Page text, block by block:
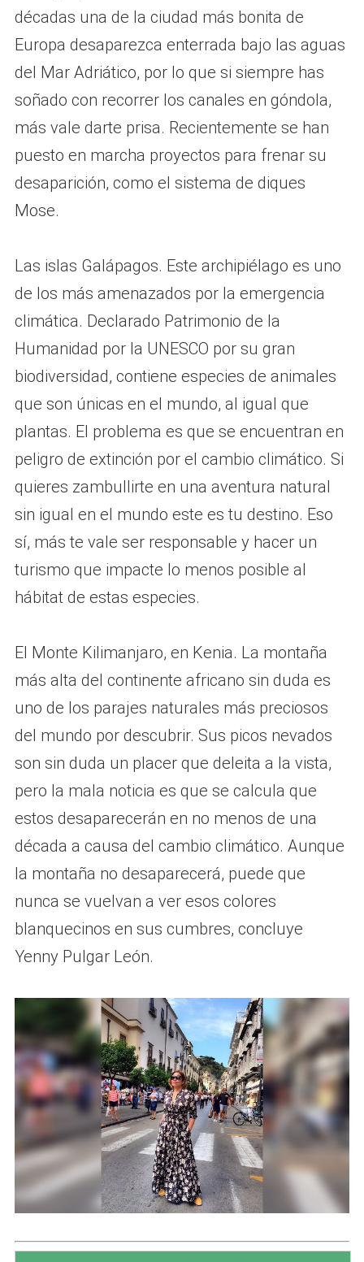
décadas una de la ciudad más bonita de
Europa desaparezca enterrada bajo las aguas
del Mar Adriático, por lo que si siempre has
soñado con recorrer los canales en góndola,
más vale darte prisa. Recientemente se han
puesto en marcha proyectos para frenar su
desaparición, como el sistema de diques
Mose.
Las islas Galápagos. Este archipiélago es uno
de los más amenazados por la emergencia
climática. Declarado Patrimonio de la
Humanidad por la UNESCO por su gran
biodiversidad, contiene especies de animales
que son únicas en el mundo, al igual que
plantas. El problema es que se encuentran en
peligro de extinción por el cambio climático. Si
quieres zambullirte en una aventura natural
sin igual en el mundo este es tu destino. Eso
sí, más te vale ser responsable y hacer un
turismo que impacte lo menos posible al
hábitat de estas especies.
El Monte Kilimanjaro, en Kenia. La montaña
más alta del continente africano sin duda es
uno de los parajes naturales más preciosos
del mundo por descubrir. Sus picos nevados
son sin duda un placer que deleita a la vista,
pero la mala noticia es que se calcula que
estos desaparecerán en no menos de una
década a causa del cambio climático. Aunque
la montaña no desaparecerá, puede que
nunca se vuelvan a ver esos colores
blanquecinos en sus cumbres, concluye
Yenny Pulgar León.